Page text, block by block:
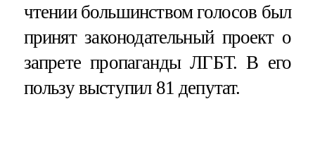
чтении большинством голосов был
принят законодательный проект о
запрете пропаганды ЛГБТ. В его
пользу выступил 81 депутат.